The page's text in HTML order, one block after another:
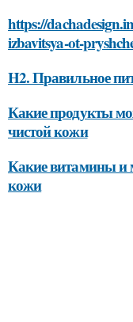
https://
izbavitsya-ot-
H2. Правильное
Какие продукты
чистой кожи
Какие витамины и
кожи